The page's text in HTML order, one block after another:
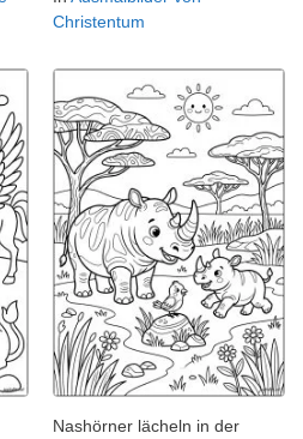
Christentum
Nashörner lächeln in der